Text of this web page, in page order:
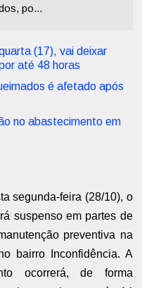
po...
(17), vai deixar
até 48 horas
é afetado após
no abastecimento em
segunda-feira (28/10), o
suspenso em partes de
preventiva na
bairro Inconfidência. A
ocorrerá, de forma